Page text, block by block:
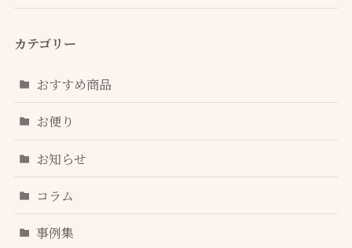
カテゴリー
おすすめ商品
お便り
お知らせ
コラム
事例集